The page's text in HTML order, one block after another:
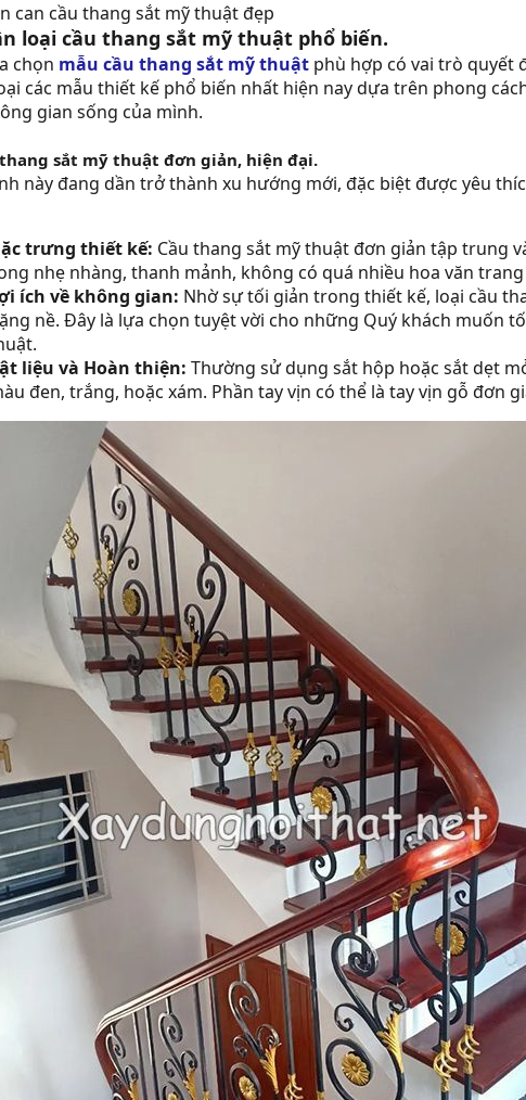
can cầu thang sắt mỹ thuật đẹp
loại cầu thang sắt mỹ thuật phổ biến.
chọn mẫu cầu thang sắt mỹ thuật phù hợp có vai trò quyết
các mẫu thiết kế phổ biến nhất hiện nay dựa trên phong
gian sống của mình.
thang sắt mỹ thuật đơn giản, hiện đại.
này đang dần trở thành xu hướng mới, đặc biệt được yêu
trưng thiết kế: Cầu thang sắt mỹ thuật đơn giản tập trung
nhẹ nhàng, thanh mảnh, không có quá nhiều hoa văn
ích về không gian: Nhờ sự tối giản trong thiết kế, loại cầu
nề. Đây là lựa chọn tuyệt vời cho những Quý khách muốn
liệu và Hoàn thiện: Thường sử dụng sắt hộp hoặc sắt dẹt
đen, trắng, hoặc xám. Phần tay vịn có thể là tay vịn gỗ đơn